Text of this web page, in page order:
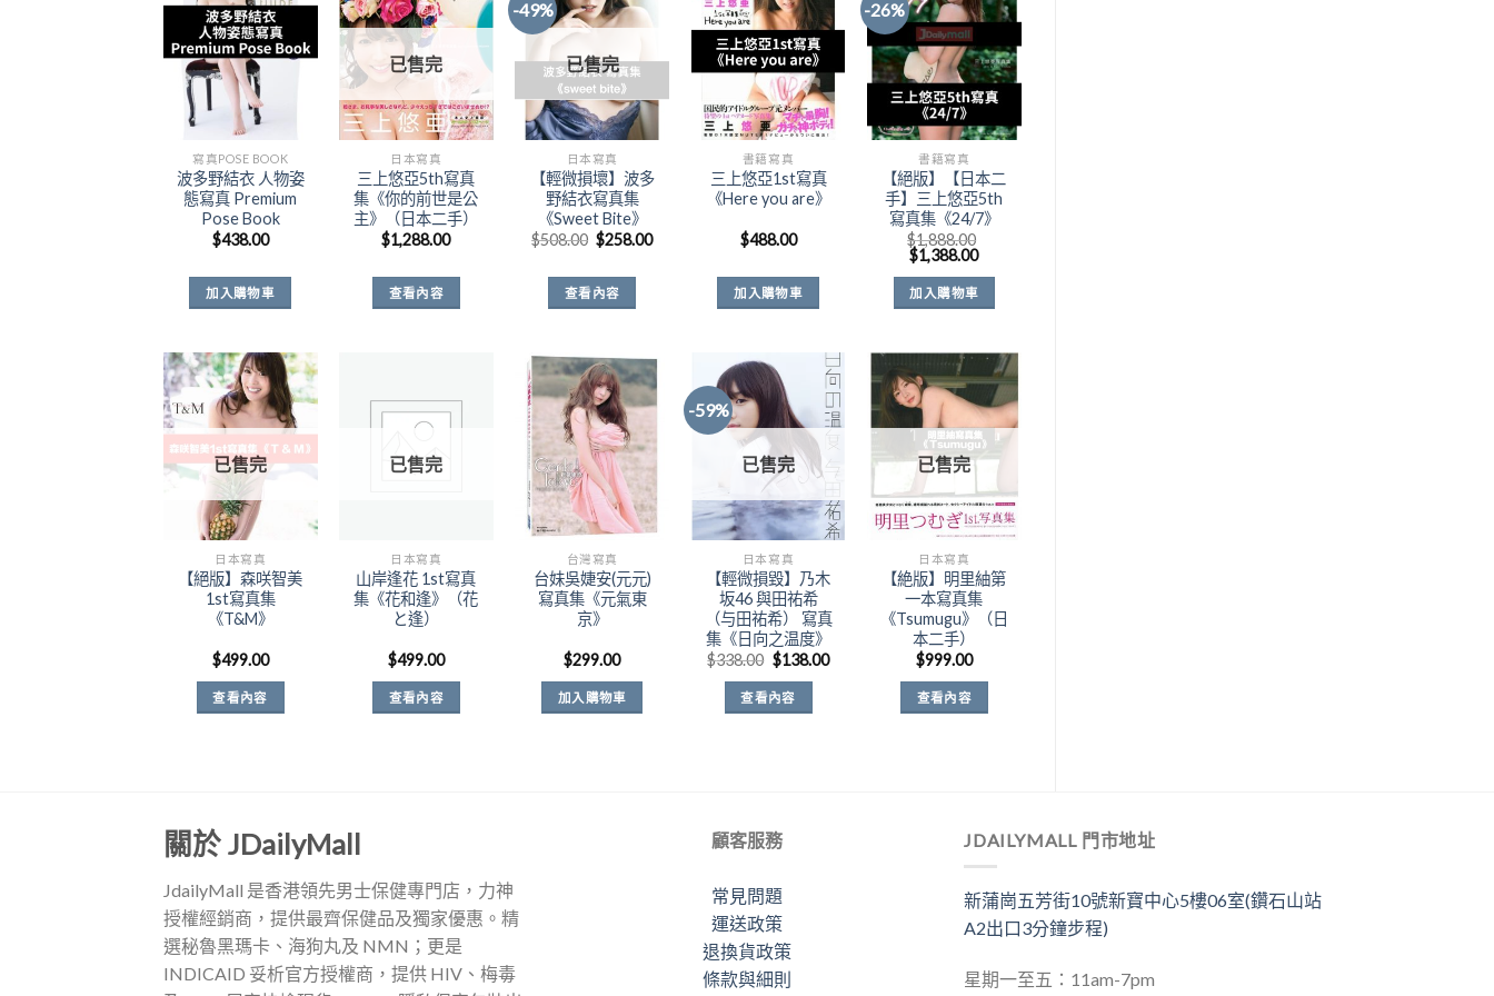
Add to
Wishlist
寫真POSE BOOK
波多野結衣 人物姿
態寫真 Premium
Pose Book
$438.00
加入購物車
Add to
Wishlist
已售完
日本寫真
三上悠亞5th寫真
集《你的前世是公
主》（日本二手）
$1,288.00
查看內容
-49%
Add to
Wishlist
已售完
日本寫真
【輕微損壞】波多
野結衣寫真集
《Sweet Bite》
$508.00 原
始
格：
$508.00。
$258.00目
查看內容
Add to
Wishlist
書籍寫真
三上悠亞1st寫真
《Here you are》
$488.00
加入購物車
-26%
Add to
Wishlist
書籍寫真
【絕版】【日本二
手】三上悠亞5th
寫真集《24/7》
$1,888.00
原
始
價
格：
$1,388.00目
格：
加入購物車
Add to
Wishlist
已售完
日本寫真
【絕版】森咲智美
1st寫真集
《T&M》
$499.00
查看內容
Add to
Wishlist
已售完
日本寫真
山岸逢花 1st寫真
集《花和逢》（花
と逢）
$499.00
查看內容
Add to
Wishlist
台灣寫真
台妹吳婕安(元元)
寫真集《元氣東
京》
$299.00
加入購物車
-59%
Add to
Wishlist
已售完
日本寫真
【輕微損毀】乃木
坂46 與田祐希
（与田祐希） 寫真
集《日向之温度》
$338.00 原
始
價
格：
$138.00目
查看內容
Add to
Wishlist
已售完
日本寫真
【絶版】明里紬第
一本寫真集
《Tsumugu》（日
本二手）
$999.00
查看內容
關於 JDailyMall
JdailyMall 是香港領先男士保健專門店，力神
授權經銷商，提供最齊保健品及獨家優惠。精
選秘魯黑瑪卡、海狗丸及 NMN；更是
INDICAID 妥析官方授權商，提供 HIV、梅毒
顧客服務
常見問題
運送政策
退換貨政策
條款與細則
JDAILYMALL 門市地址
新蒲崗五芳街10號新寶中心5樓06室(鑽石山站
A2出口3分鐘步程)
星期一至五：11am-7pm